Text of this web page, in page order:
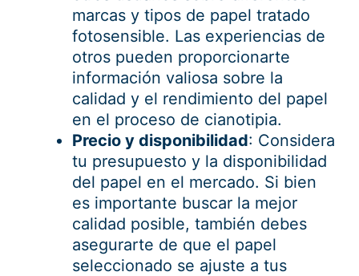
marcas y tipos de papel tratado
fotosensible. Las experiencias de
otros pueden proporcionarte
información valiosa sobre la
calidad y el rendimiento del papel
en el proceso de cianotipia.
Precio y disponibilidad: Considera
tu presupuesto y la disponibilidad
del papel en el mercado. Si bien
es importante buscar la mejor
calidad posible, también debes
asegurarte de que el papel
seleccionado se ajuste a tus